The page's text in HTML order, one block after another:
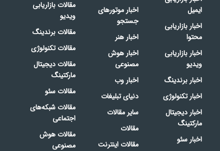
ایمیل
اخبار بازاریابی
محتوا
اخبار بازاریابی
ویدیو
اخبار برندینگ
اخبار تکنولوژی
اخبار دیجیتال
مارکتینگ
اخبار سئو
اخبار موتورهای
جستجو
اخبار هنر
اخبار هوش
مصنوعی
اخبار وب
دنیای تبلیغات
سایر مقالات
مقالات
مقالات اینترنت
مقالات بازاریابی
ویدیو
مقالات برندینگ
مقالات تکنولوژی
مقالات دیجیتال
مارکتینگ
مقالات سئو
مقالات شبکه‌های
اجتماعی
مقالات هوش
مصنوعی